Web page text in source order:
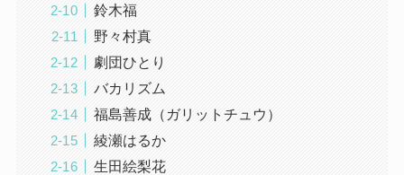
鈴木福
野々村真
劇団ひとり
バカリズム
福島善成（ガリットチュウ）
綾瀬はるか
生田絵梨花